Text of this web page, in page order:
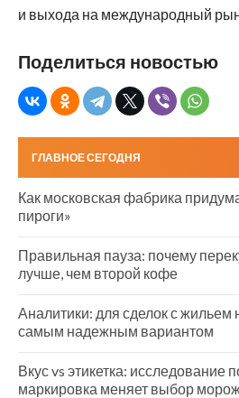
и выхода на международный
Поделиться новостью
ГЛАВНОЕ СЕГОДНЯ
Как московская фабрика
пироги»
Правильная пауза: почему
лучше, чем второй кофе
Аналитики: для сделок с жильем
самым надежным вариантом
Вкус vs этикетка: исследование
маркировка меняет выбор